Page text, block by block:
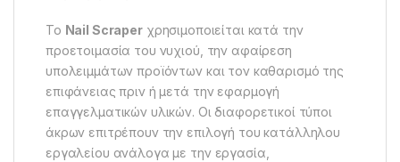
Το Nail Scraperχρησιμοποιείται κατά την
προετοιμασία του νυχιού, την αφαίρεση
υπολειμμάτων προϊόντων και τον καθαρισμό της
επιφάνειας πριν ή μετά την εφαρμογή
επαγγελματικών υλικών. Οι διαφορετικοί τύποι
άκρων επιτρέπουν την επιλογή του κατάλληλου
εργαλείου ανάλογα με την εργασία,